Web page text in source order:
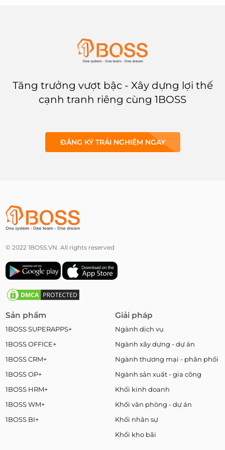
Tăng trưởng vượt bậc - Xây dựng lợi thế
cạnh tranh riêng cùng 1BOSS
ĐĂNG KÝ TRẢI NGHIỆM NGAY
© 2022 1BOSS.VN. All rights reserved
Sản phẩm
1BOSS SUPERAPPS+
1BOSS OFFICE+
1BOSS CRM+
1BOSS OP+
1BOSS HRM+
1BOSS WM+
1BOSS BI+
Giải pháp
Ngành dịch vụ
Ngành xây dựng - dự án
Ngành thương mại - phân phối
Ngành sản xuất - gia công
Khối kinh doanh
Khối văn phòng - dự án
Khối nhân sự
Khối kho bãi